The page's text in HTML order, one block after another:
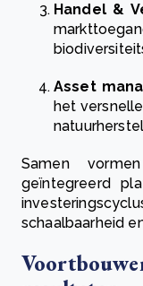
Handel &
Asset
het
Samen
geïntegreerd
schaalbaarheid